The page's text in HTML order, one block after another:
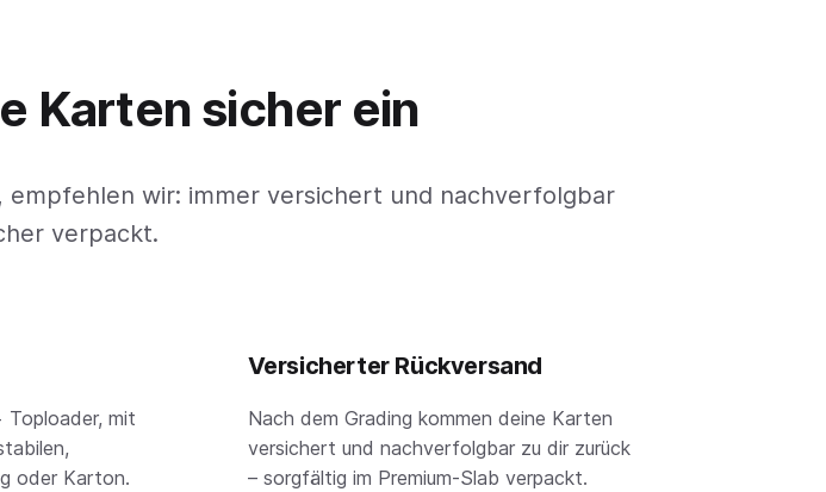
Karten sicher ein
wir: immer versichert und nachverfolgbar
verpackt.
mit
oder Karton.
Versicherter Rückversand
Nach dem Grading kommen deine Karten
versichert und nachverfolgbar zu dir zurück
– sorgfältig im Premium-Slab verpackt.